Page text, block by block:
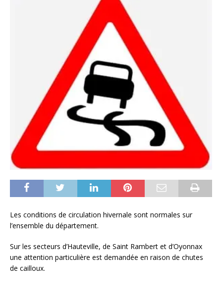
Les conditions de circulation hivernale sont normales sur
l’ensemble du département.
Sur les secteurs d’Hauteville, de Saint Rambert et d’Oyonnax
une attention particulière est demandée en raison de chutes
de cailloux.